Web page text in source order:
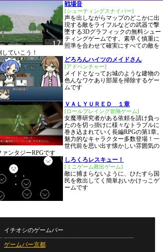
戦場音
[シューティングスナイパー]
声を出しながらマップのどこかに出
現する敵をライフルなどの武器で撃
墜する3Dグラフィックの無料シュー
ティングゲームです。素早く慎重に
照準を合わせて確実にすべての敵を
していこう！
どろろんハイツのメイドさん
[アドベンチャー]
メイドとなってお城のような建物の
色んなワケあり部屋を掃除するゲー
ムです
ＶＡＬＹＵＲＥＤ １章
[ロールプレイング冒険ゲーム]
女魔導研究者がある依頼を請け負っ
たのを切っ掛けに様々なトラブルに
巻き込まれていく長編RPGの第1章。
魅力的なキャラクター多数登場！一
世代前を思い出す懐かしい雰囲気の
ァンタジーRPGです
しろくろレスキュー！
[ミニゲーム救出ゲーム]
敵に捕まらないように、ひたすら国
民を救出してく簡単おいかけっこゲ
ームです
イチオシのゲームバー
ゲームバー京都